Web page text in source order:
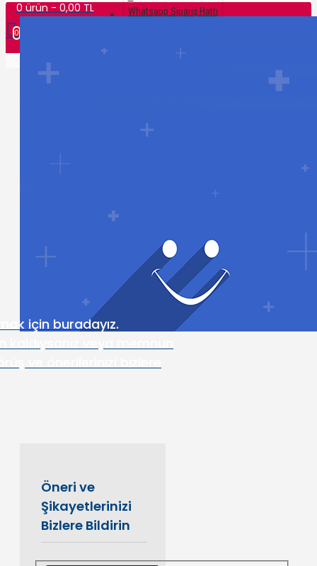
Whatsapp Sipariş Hattı
0 ürün - 0,00 TL
0
Alışveriş sepetiniz boş!
için buradayız.
Öneri ve
Şikayetlerinizi
Bizlere Bildirin